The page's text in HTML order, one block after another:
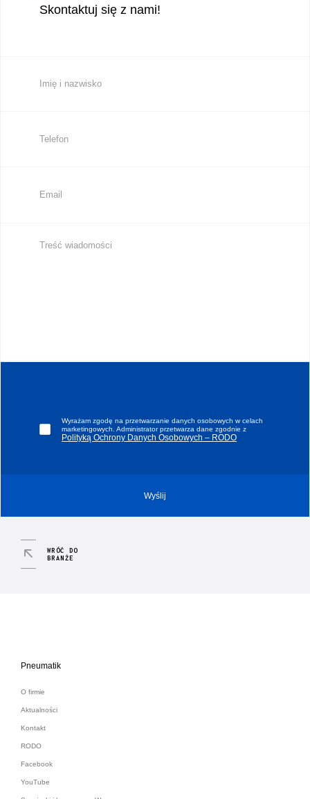
Skontaktuj się z nami!
Wyrażam zgodę na przetwarzanie danych osobowych w celach
marketingowych. Administrator przetwarza dane zgodnie z
Polityką Ochrony Danych Osobowych – RODO
WRÓĆ DO
BRANŻE
Pneumatik
O firmie
Aktualności
Kontakt
RODO
Facebook
YouTube